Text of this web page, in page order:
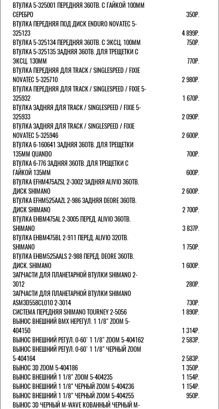
ВТУЛКА 5-325001 ПЕРЕДНЯЯ 36ОТВ. С ГАЙКОЙ 100ММ
СЕРЕБРО
350Р.
ВТУЛКА ПЕРЕДНЯЯ ПОД ДИСК ENDURO NOVATEC 5-
325123
4 899Р.
ВТУЛКА 5-325134 ПЕРЕДНЯЯ 36ОТВ. С ЭКСЦ. 100ММ
750Р.
ВТУЛКА 5-325135 ЗАДНЯЯ 36ОТВ. ДЛЯ ТРЕЩЕТКИ С
ЭКСЦ. 130ММ
770Р.
ВТУЛКА ПЕРЕДНЯЯ ДЛЯ TRACK / SINGLESPEED / FIXIE
NOVATEC 5-325710
2 980Р.
ВТУЛКА ПЕРЕДНЯЯ ДЛЯ TRACK / SINGLESPEED / FIXIE 5-
325932
1 670Р.
ВТУЛКА ЗАДНЯЯ ДЛЯ TRACK / SINGLESPEED / FIXIE 5-
325933
2 090Р.
ВТУЛКА ЗАДНЯЯ ДЛЯ TRACK / SINGLESPEED / FIXIE
NOVATEC 5-325946
2 600Р.
ВТУЛКА 6-160641 ЗАДНЯЯ 36ОТВ. ДЛЯ ТРЕЩЕТКИ
135ММ QUANDO
700Р.
ВТУЛКА 6-776 ЗАДНЯЯ 36ОТВ. ДЛЯ ТРЕЩЕТКИ С
ГАЙКОЙ 135ММ
600Р.
ВТУЛКА EFHM475AZSL 2-3002 ЗАДНЯЯ ALIVIO 36ОТВ.
ДИСК SHIMANO
2 600Р.
ВТУЛКА EFHM525AAZL 2-986 ЗАДНЯЯ DEORE 36ОТВ.
ДИСК SHIMANO
2 700Р.
ВТУЛКА EHBM475AL 2-3005 ПЕРЕД. ALIVIO 36ОТВ.
SHIMANO
3 837Р.
ВТУЛКА EHBM475BL 2-911 ПЕРЕД. ALIVIO 32ОТВ.
SHIMANO
1 750Р.
ВТУЛКА EHBM525AALS 2-988 ПЕРЕД. DEORE 36ОТВ.
ДИСК. SHIMANO
1 600Р.
ЗАПЧАСТИ ДЛЯ ПЛАНЕТАРНОЙ ВТУЛКИ SHIMANO 2-
3012
280Р.
ЗАПЧАСТИ ДЛЯ ПЛАНЕТАРНОЙ ВТУЛКИ SHIMANO
ASM3D558CL010 2-3014
730Р.
СИСТЕМА ПЕРЕДНЯЯ SHIMANO TOURNEY 2-5056
1 890Р.
ВЫНОС ВНЕШНИЙ BMX НЕРЕГУЛ. 1 1/8" ZOOM 5-
404150
1 314Р.
ВЫНОС ВНЕШНИЙ РЕГУЛ. 0-60` 1 1/8" ZOOM 5-404162
2 583Р.
ВЫНОС ВНЕШНИЙ РЕГУЛ. 0-60` 1 1/8" ЧЕРНЫЙ ZOOM
5-404164
2 583Р.
ВЫНОС 3D ZOOM 5-404186
1 350Р.
ВЫНОС ВНЕШНИЙ 1 1/8" ZOOM 5-404235
1 154Р.
ВЫНОС ВНЕШНИЙ 1 1/8" ЧЕРНЫЙ ZOOM 5-404236
1 154Р.
ВЫНОС ВНЕШНИЙ 1 1/8" ЧЕРНЫЙ ZOOM 5-404255
950Р.
ВЫНОС 3D ЧЕРНЫЙ M-WAVE КОВАННЫЙ ЧЕРНЫЙ M-